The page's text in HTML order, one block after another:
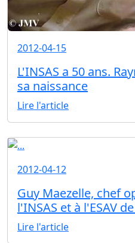
2012-04-15
L'INSAS a 50 ans.
sa naissance
Lire l'article
2012-04-12
Guy Maezelle, chef
l'INSAS et à l'ESAV
Lire l'article